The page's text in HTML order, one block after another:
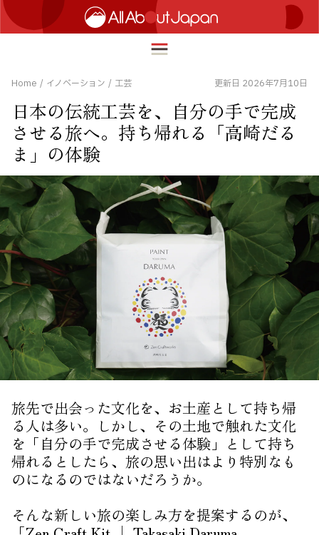
English
繁體中文
ภาษาไทย
한국어
日本語
HOME
フード＆ドリンク
カルチャー
イノベーション
ライフスタイル
About Us Site Policy
Home / イノベーション / 工芸 更新日 2026年7月10日
日本の伝統工芸を、自分の手で完成
させる旅へ。持ち帰れる「高崎だる
ま」の体験
旅先で出会った文化を、お土産として持ち帰
る人は多い。しかし、その土地で触れた文化
を「自分の手で完成させる体験」として持ち
帰れるとしたら、旅の思い出はより特別なも
のになるのではないだろうか。
そんな新しい旅の楽しみ方を提案するのが、